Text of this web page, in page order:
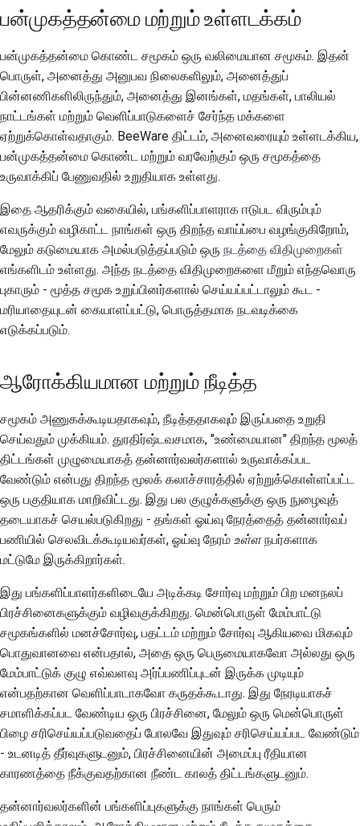
பன்முகத்தன்மை மற்றும் உள்ளடக்கம்
பன்முகத்தன்மை கொண்ட சமூகம் ஒரு வலிமையான சமூகம். இதன்
பொருள், அனைத்து அனுபவ நிலைகளிலும், அனைத்துப்
பின்னணிகளிலிருந்தும், அனைத்து இனங்கள், மதங்கள், பாலியல்
நாட்டங்கள் மற்றும் வெளிப்பாடுகளைச் சேர்ந்த மக்களை
ஏற்றுக்கொள்வதாகும். BeeWare திட்டம், அனைவரையும் உள்ளடக்கிய,
பன்முகத்தன்மை கொண்ட மற்றும் வரவேற்கும் ஒரு சமூகத்தை
உருவாக்கிப் பேணுவதில் உறுதியாக உள்ளது.
இதை ஆதரிக்கும் வகையில், பங்களிப்பாளராக ஈடுபட விரும்பும்
எவருக்கும் வழிகாட்ட நாங்கள் ஒரு திறந்த வாய்ப்பை வழங்குகிறோம்,
மேலும் கடுமையாக அமல்படுத்தப்படும் ஒரு நடத்தை விதிமுறைகள்
எங்களிடம் உள்ளது. அந்த நடத்தை விதிமுறைகளை மீறும் எந்தவொரு
புகாரும் - மூத்த சமூக உறுப்பினர்களால் செய்யப்பட்டாலும் கூட -
மரியாதையுடன் கையாளப்பட்டு, பொருத்தமாக நடவடிக்கை
எடுக்கப்படும்.
ஆரோக்கியமான மற்றும் நீடித்த
சமூகம் அணுகக்கூடியதாகவும், நீடித்ததாகவும் இருப்பதை உறுதி
செய்வதும் முக்கியம். துரதிர்ஷ்டவசமாக, "உண்மையான" திறந்த மூலத்
திட்டங்கள் முழுமையாகத் தன்னார்வலர்களால் உருவாக்கப்பட
வேண்டும் என்பது திறந்த மூலக் கலாச்சாரத்தில் ஏற்றுக்கொள்ளப்பட்ட
ஒரு பகுதியாக மாறிவிட்டது. இது பல குழுக்களுக்கு ஒரு நுழைவுத்
தடையாகச் செயல்படுகிறது - தங்கள் ஓய்வு நேரத்தைத் தன்னார்வப்
பணியில் செலவிடக்கூடியவர்கள், ஓய்வு நேரம் உள்ளநபர்களாக
மட்டுமே இருக்கிறார்கள்.
இது பங்களிப்பாளர்களிடையே அடிக்கடி சோர்வு மற்றும் பிற மனநலப்
பிரச்சினைகளுக்கும் வழிவகுக்கிறது. மென்பொருள் மேம்பாட்டு
சமூகங்களில் மனச்சோர்வு, பதட்டம் மற்றும் சோர்வு ஆகியவை மிகவும்
பொதுவானவை என்பதால், அதை ஒரு பெருமையாகவோ அல்லது ஒரு
மேம்பாட்டுக் குழு எவ்வளவு அர்ப்பணிப்புடன் இருக்க முடியும்
என்பதற்கான வெளிப்பாடாகவோ கருதக்கூடாது. இது நேரடியாகச்
சமாளிக்கப்பட வேண்டிய ஒரு பிரச்சினை, மேலும் ஒரு மென்பொருள்
பிழை சரிசெய்யப்படுவதைப் போலவே இதுவும் சரிசெய்யப்பட வேண்டும்
- உடனடித் தீர்வுகளுடனும், பிரச்சினையின் அமைப்பு ரீதியான
காரணத்தை நீக்குவதற்கான நீண்ட காலத் திட்டங்களுடனும்.
தன்னார்வலர்களின் பங்களிப்புகளுக்கு நாங்கள் பெரும்